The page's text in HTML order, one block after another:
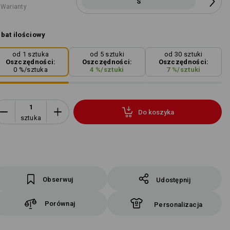
ilościowy
od 1 sztuka
Oszczędności:
0 %/sztuka
od 5 sztuki
Oszczędności:
4 %/sztuki
od 30 sztuki
Oszczędności:
7%/sztuki
sztuka
Do koszyka
Obserwuj Udostępnij
Porównaj Personalizacja